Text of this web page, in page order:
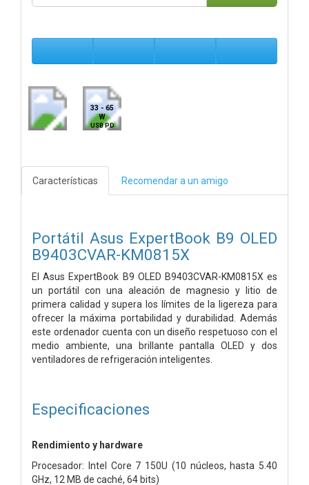
33 - 65
W
USB PD
Características Recomendar a un amigo
Portátil Asus ExpertBook B9 OLED
B9403CVAR-KM0815X
El Asus ExpertBook B9 OLED B9403CVAR-KM0815X es
un portátil con una aleación de magnesio y litio de
primera calidad y supera los límites de la ligereza para
ofrecer la máxima portabilidad y durabilidad. Además
este ordenador cuenta con un diseño respetuoso con el
medio ambiente, una brillante pantalla OLED y dos
ventiladores de refrigeración inteligentes.
Especificaciones
Rendimiento y hardware
Procesador: Intel Core 7 150U (10 núcleos, hasta 5.40
GHz, 12 MB de caché, 64 bits)